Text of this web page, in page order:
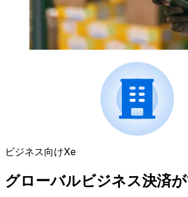
ビジネス向けXe
グローバルビジネス決済